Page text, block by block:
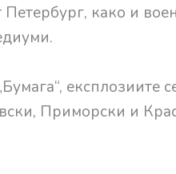
како и
експлозиите
Приморски и